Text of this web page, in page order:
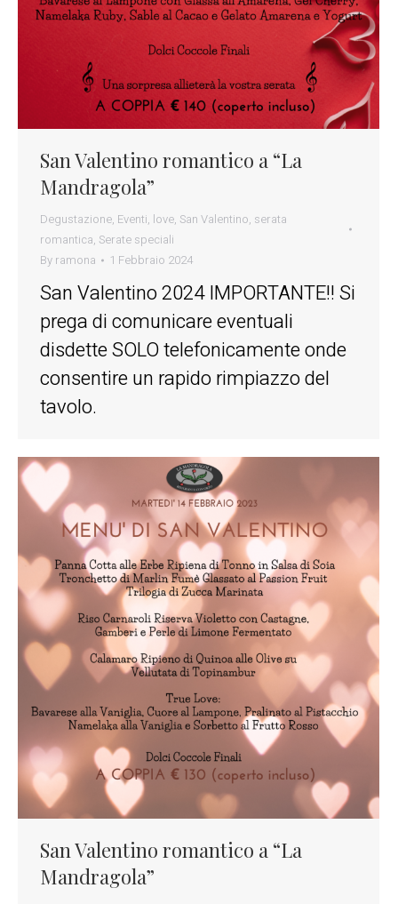
San Valentino romantico a “La
Mandragola”
Degustazione, Eventi, love, San Valentino, serata
romantica, Serate speciali
By ramona 1 Febbraio 2024
San Valentino 2024 IMPORTANTE!! Si
prega di comunicare eventuali
disdette SOLO telefonicamente onde
consentire un rapido rimpiazzo del
tavolo.
San Valentino romantico a “La
Mandragola”